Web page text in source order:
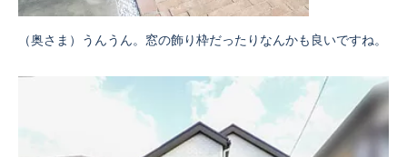
（奥さま）うんうん。窓の飾り枠だったりなんかも良いですね。